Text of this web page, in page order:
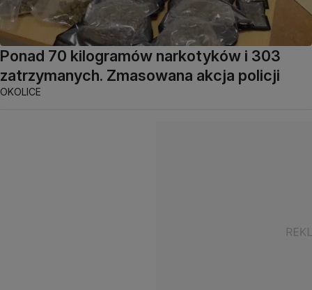
Ponad 70 kilogramów narkotyków i 303
zatrzymanych. Zmasowana akcja policji
OKOLICE